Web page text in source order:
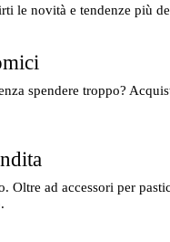
le novità e tendenze più
spendere troppo?
ad accessori per